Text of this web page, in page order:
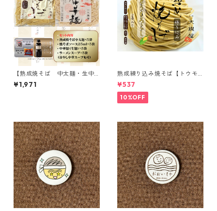
【熟成焼そば 中太麺・生中
華麺10食セット】各麺5食、25
mlソース・スープ付き
¥1,971
熟成練り込み焼そば【トウモ
ロコシ】2食入
¥537
10%OFF